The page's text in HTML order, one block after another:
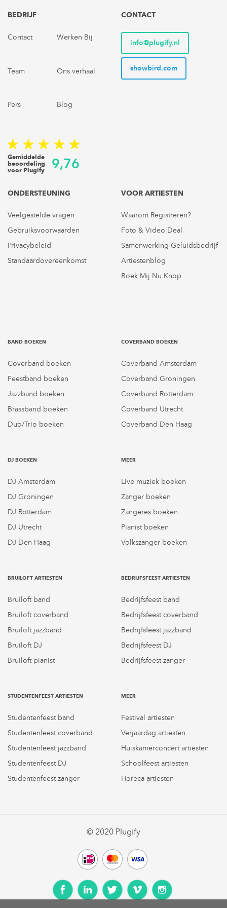
BEDRIJF
Contact Werken Bij
Team Ons verhaal
Pers Blog
Gemiddelde
beoordeling
voor Plugify
9,76
CONTACT
info@plugify.nl
showbird.com
ONDERSTEUNING
Veelgestelde vragen
Gebruiksvoorwaarden
Privacybeleid
Standaardovereenkomst
VOOR ARTIESTEN
Waarom Registreren?
Foto & Video Deal
Samenwerking Geluidsbedrijf
Artiestenblog
Boek Mij Nu Knop
BAND BOEKEN
Coverband boeken
Feestband boeken
Jazzband boeken
Brassband boeken
Duo/Trio boeken
COVERBAND BOEKEN
Coverband Amsterdam
Coverband Groningen
Coverband Rotterdam
Coverband Utrecht
Coverband Den Haag
DJ BOEKEN
DJ Amsterdam
DJ Groningen
DJ Rotterdam
DJ Utrecht
DJ Den Haag
MEER
Live muziek boeken
Zanger boeken
Zangeres boeken
Pianist boeken
Volkszanger boeken
BRUILOFT ARTIESTEN
Bruiloft band
Bruiloft coverband
Bruiloft jazzband
Bruiloft DJ
Bruiloft pianist
BEDRIJFSFEEST ARTIESTEN
Bedrijfsfeest band
Bedrijfsfeest coverband
Bedrijfsfeest jazzband
Bedrijfsfeest DJ
Bedrijfsfeest zanger
STUDENTENFEEST ARTIESTEN
Studentenfeest band
Studentenfeest coverband
Studentenfeest jazzband
Studentenfeest DJ
Studentenfeest zanger
MEER
Festival artiesten
Verjaardag artiesten
Huiskamerconcert artiesten
Schoolfeest artiesten
Horeca artiesten
© 2020 Plugify
FacebookLinkedIn
TwitterVimeoInstagram